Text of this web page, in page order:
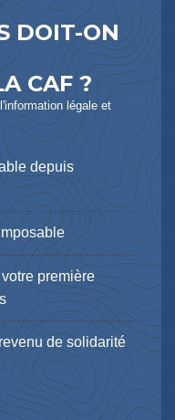
DOIT-ON
CAF ?
légale et
depuis
première
de solidarité